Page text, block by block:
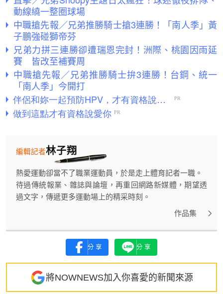
動線繞一整圈球場
中職搶先報／兄弟推勝騎士搶3連勝！「南人季」黃
子鵬強碰獅帝芬
兄弟力拼三連勝卻遭瑞恩完封！洲際、桃園因雨延
賽 皆改至補賽周
中職搶先報／兄弟推勝騎士拚3連勝！台鋼、統一
「南人季」今開打
林子翔
編輯記者
熱愛運動卻當不了職業運動員，於是走上體育記者一職。
待過傳統報業、雜誌與論壇，再重回網路新媒體，期望透
過文字，傳遞更多運動場上的精采時刻。
作品集
分享 分享
將NOWNEWS加入你喜愛的新聞來源